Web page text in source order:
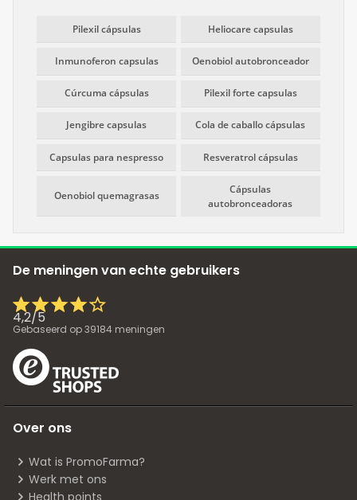
Pilexil cápsulas Heliocare capsulas
Inmunoferon capsulas Oenobiol autobronceador
Cúrcuma cápsulas Pilexil forte capsulas
Jengibre capsulas Cola de caballo cápsulas
Capsulas para nespresso Resveratrol cápsulas
Oenobiol quemagrasas
Cápsulas
autobronceadoras
De meningen van echte gebruikers
4,2/5
Gebaseerd op39184 meningen
Over ons
Wat is PromoFarma?
Werk met ons